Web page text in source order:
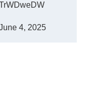
4, 2025